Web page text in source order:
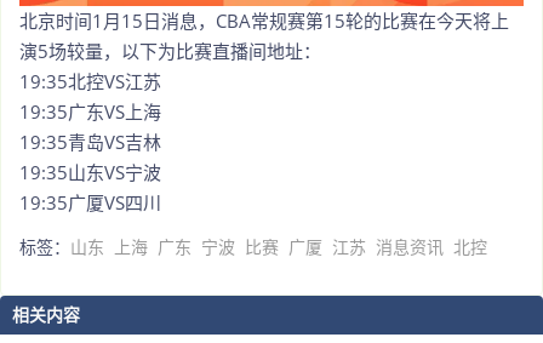
北京时间1月15日消息，CBA常规赛第15轮的比赛在今天将上
演5场较量，以下为比赛直播间地址：
19:35北控VS江苏
19:35广东VS上海
19:35青岛VS吉林
19:35山东VS宁波
19:35广厦VS四川
标签： 山东 上海 广东 宁波 比赛 广厦 江苏 消息资讯 北控
相关内容